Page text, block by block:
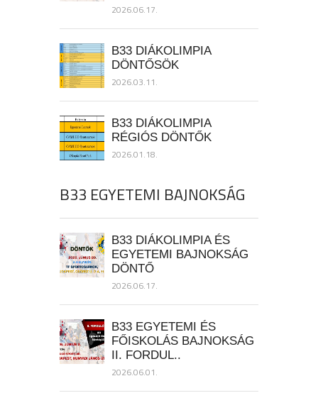
2026.06.17.
B33 DIÁKOLIMPIA
DÖNTŐSÖK
2026.03.11.
B33 DIÁKOLIMPIA
RÉGIÓS DÖNTŐK
2026.01.18.
B33 EGYETEMI BAJNOKSÁG
B33 DIÁKOLIMPIA ÉS
EGYETEMI BAJNOKSÁG
DÖNTŐ
2026.06.17.
B33 EGYETEMI ÉS
FŐISKOLÁS BAJNOKSÁG
II. FORDUL..
2026.06.01.